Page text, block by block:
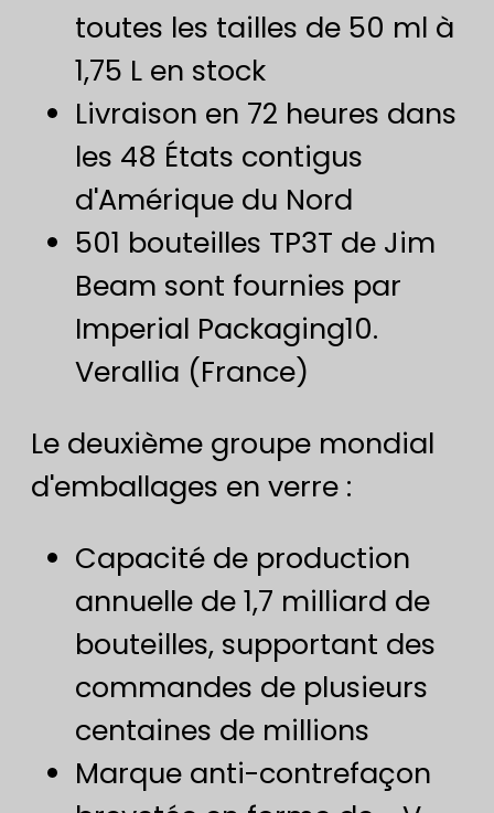
toutes les tailles de 50 ml à
1,75 L en stock
Livraison en 72 heures dans
les 48 États contigus
d'Amérique du Nord
501 bouteilles TP3T de Jim
Beam sont fournies par
Imperial Packaging10.
Verallia (France)
Le deuxième groupe mondial
d'emballages en verre :
Capacité de production
annuelle de 1,7 milliard de
bouteilles, supportant des
commandes de plusieurs
centaines de millions
Marque anti-contrefaçon